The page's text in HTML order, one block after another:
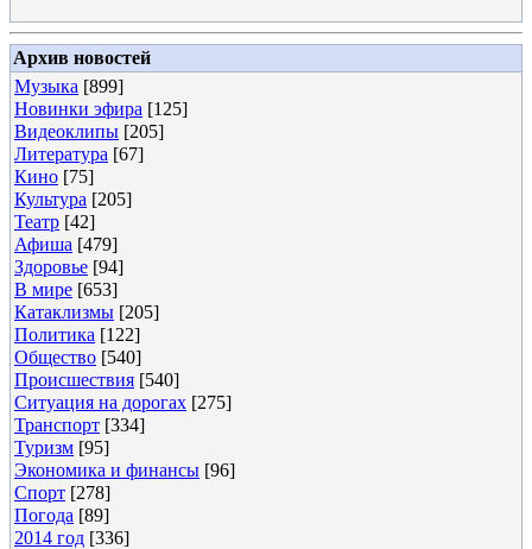
Архив новостей
Музыка [899]
Новинки эфира [125]
Видеоклипы [205]
Литература [67]
Кино [75]
Культура [205]
Театр [42]
Афиша [479]
Здоровье [94]
В мире [653]
Катаклизмы [205]
Политика [122]
Общество [540]
Происшествия [540]
Ситуация на дорогах [275]
Транспорт [334]
Туризм [95]
Экономика и финансы [96]
Спорт [278]
Погода [89]
2014 год [336]